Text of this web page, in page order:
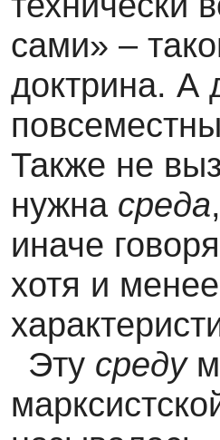
сами» –
доктрина. А
Также не
нужна среда
иначе
хотя и
Эту среду